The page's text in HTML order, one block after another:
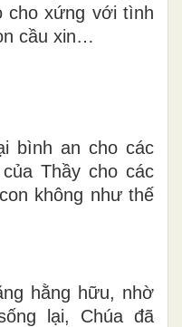
cho xứng với tình
cầu xin…
bình an cho các
Thầy cho các
không như thế
hằng hữu, nhờ
lại, Chúa đã